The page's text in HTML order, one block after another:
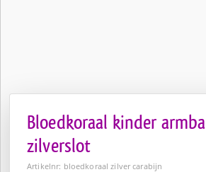
Bloedkoraal kinder
zilverslot
Artikelnr: bloedkoraal zilver carabijn